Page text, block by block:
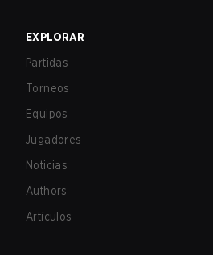
EXPLORAR
Partidas
Torneos
Equipos
Jugadores
Noticias
Authors
Artículos